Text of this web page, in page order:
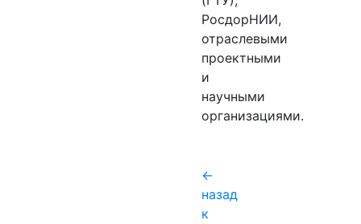
РосдорНИИ,
отраслевыми
проектными
и
научными
организациями.
назад
к